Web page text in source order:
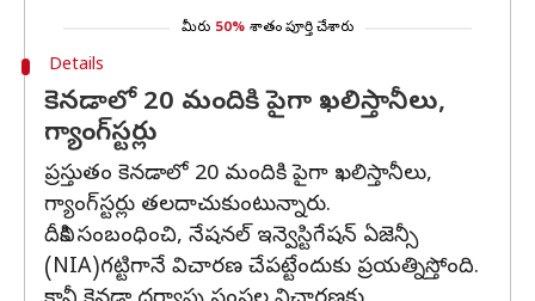
మీరు 50% శాతం పూర్తి చేశారు
Details
కెనడాలో 20 మందికి పైగా ఖలిస్తానీలు,
గ్యాంగ్‌స్టర్లు
ప్రస్తుతం కెనడాలో 20 మందికి పైగా ఖలిస్తానీలు,
గ్యాంగ్‌స్టర్లు తలదాచుకుంటున్నారు.
దీనికి సంబంధించి, నేషనల్ ఇన్వెస్టిగేషన్ ఏజెన్సీ
(NIA)గట్టిగానే విచారణ చేపట్టేందుకు ప్రయత్నిస్తోంది.